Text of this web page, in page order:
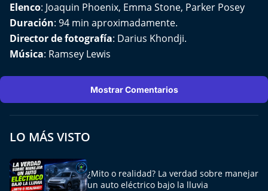
Agenda Propia
Chile, Historia de 30 años
Carrera a La Moneda
Sello de raza
Trasnoche
Elenco: Joaquin Phoenix, Emma Stone, Parker Posey
Duración: 94 min aproximadamente.
Director de fotografía: Darius Khondji.
Música: Ramsey Lewis
Mostrar Comentarios
LO MÁS VISTO
¿Mito o realidad? La verdad sobre manejar
un auto eléctrico bajo la lluvia